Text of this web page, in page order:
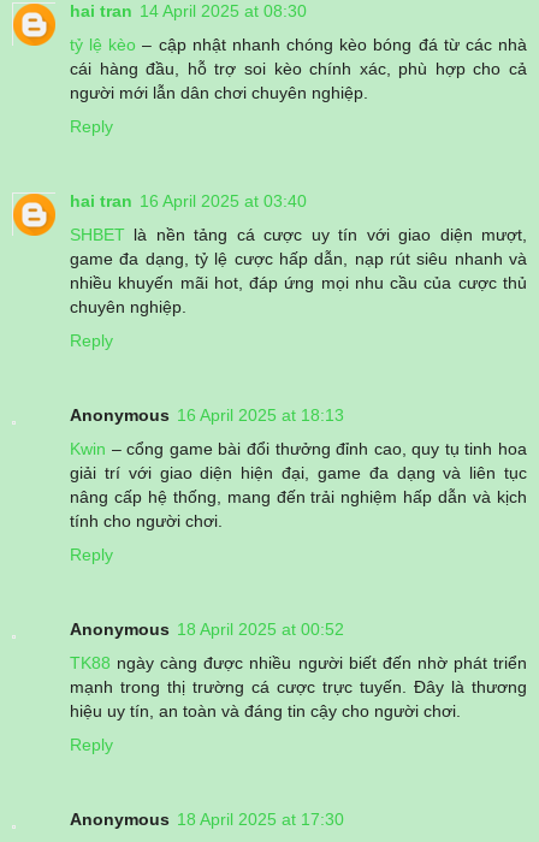
hai tran 14 April 2025 at 08:30
tỷ lệ kèo – cập nhật nhanh chóng kèo bóng đá từ các nhà
cái hàng đầu, hỗ trợ soi kèo chính xác, phù hợp cho cả
người mới lẫn dân chơi chuyên nghiệp.
Reply
hai tran 16 April 2025 at 03:40
SHBET là nền tảng cá cược uy tín với giao diện mượt,
game đa dạng, tỷ lệ cược hấp dẫn, nạp rút siêu nhanh và
nhiều khuyến mãi hot, đáp ứng mọi nhu cầu của cược thủ
chuyên nghiệp.
Reply
Anonymous 16 April 2025 at 18:13
Kwin – cổng game bài đổi thưởng đỉnh cao, quy tụ tinh hoa
giải trí với giao diện hiện đại, game đa dạng và liên tục
nâng cấp hệ thống, mang đến trải nghiệm hấp dẫn và kịch
tính cho người chơi.
Reply
Anonymous 18 April 2025 at 00:52
TK88 ngày càng được nhiều người biết đến nhờ phát triển
mạnh trong thị trường cá cược trực tuyến. Đây là thương
hiệu uy tín, an toàn và đáng tin cậy cho người chơi.
Reply
Anonymous 18 April 2025 at 17:30